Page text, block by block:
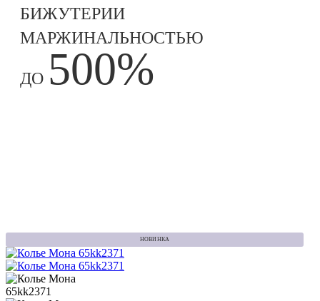
БИЖУТЕРИИ
МАРЖИНАЛЬНОСТЬЮ
ДО 500%
НОВИНКА